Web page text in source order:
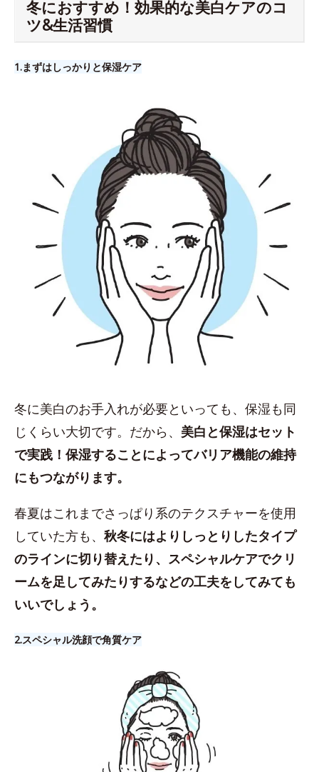
冬におすすめ！効果的な美白ケアのコ
ツ&生活習慣
1.​まずはしっかりと保湿ケア
冬に美白のお手入れが必要といっても、保湿も同
じくらい大切です。だから、 美白と保湿はセット
で実践！保湿することによってバリア機能の維持
にもつながります。
春夏はこれまでさっぱり系のテクスチャーを使用
していた方も、 秋冬にはよりしっとりしたタイプ
のラインに切り替えたり、スペシャルケアでクリ
ームを足してみたりするなどの工夫をしてみても
いいでしょう。
2.​スペシャル洗顔で角質ケア